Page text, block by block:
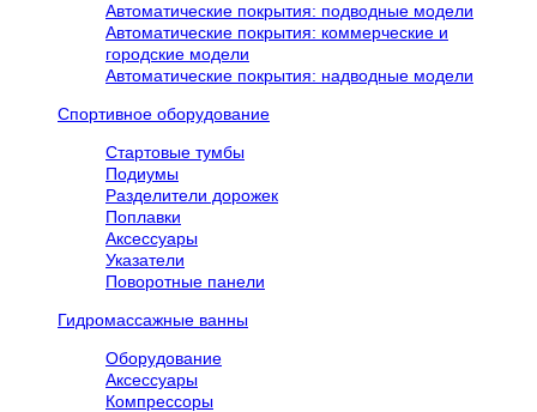
Автоматические покрытия: подводные модели
Автоматические покрытия: коммерческие и
городские модели
Автоматические покрытия: надводные модели
Спортивное оборудование
Стартовые тумбы
Подиумы
Разделители дорожек
Поплавки
Аксессуары
Указатели
Поворотные панели
Гидромассажные ванны
Оборудование
Аксессуары
Компрессоры